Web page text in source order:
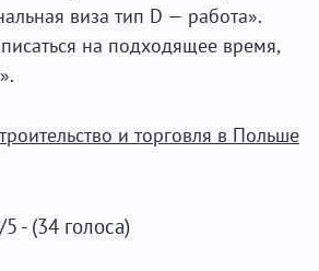
виза тип D — работа».
на подходящее время,
и торговля в Польше
- (34 голоса)